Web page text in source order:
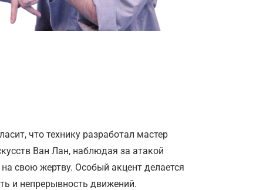
что технику разработал мастер
Ван Лан, наблюдая за атакой
свою жертву. Особый акцент делается
и непрерывность движений.